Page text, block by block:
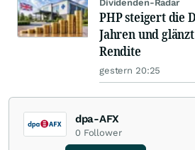
Dividenden-Radar
PHP steigert die
Jahren und
Rendite
gestern 20:25
dpa-AFX
0 Follower